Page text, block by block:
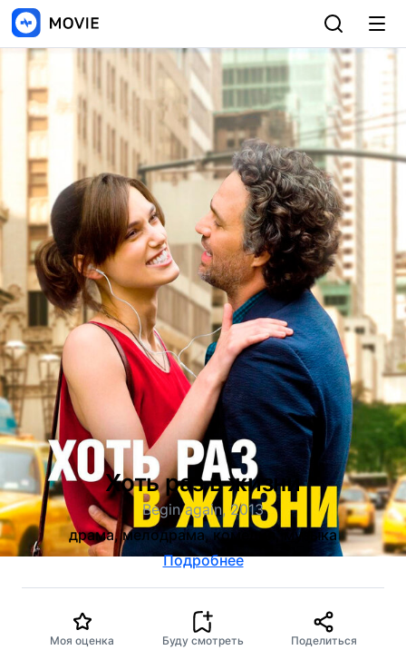
Хоть раз в жизни
Begin again, 2013
драма, мелодрама, комедия, музыка
Подробнее
Моя оценка Буду смотреть Поделиться